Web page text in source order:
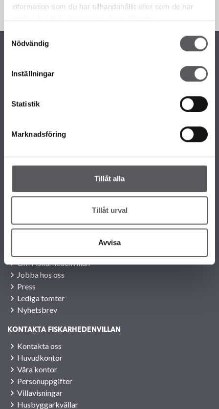
information som du har tillhandahållit eller som de har
Samtyckesval
Nödvändig
Inställningar
Statistik
Marknadsföring
Tillåt alla
Tillåt urval
Avvisa
+46 243 79 42 42
ALLA VÅRA HUSMODELLER
FAMILJÄRKOLLEKTIONEN
FRITIDSHUS
KOMPLEMENTBOSTADSHUS
Om Fiskarhedenvillan
Jobba hos oss
Press
Lediga tomter
Nyhetsbrev
KONTAKTA FISKARHEDENVILLAN
Kontakta oss
Huvudkontor
Våra kontor
Personuppgifter
Villavisningar
Husbyggarkvällar